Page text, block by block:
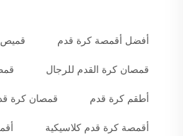
أفضل أقمصة كرة قدم
قمصان كرة القدم للرجال
أطقم كرة قدم قمصان كرة
أقمصة كرة قدم كلاسيكية